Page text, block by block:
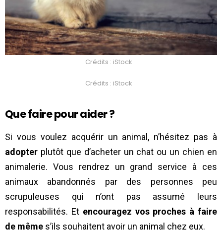
Crédits : iStock
Crédits : iStock
Que faire pour aider ?
Si vous voulez acquérir un animal, n’hésitez pas à
adopter plutôt que d’acheter un chat ou un chien en
animalerie. Vous rendrez un grand service à ces
animaux abandonnés par des personnes peu
scrupuleuses qui n’ont pas assumé leurs
responsabilités. Et encouragez vos proches à faire
de même s’ils souhaitent avoir un animal chez eux.